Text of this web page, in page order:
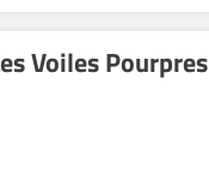
Voiles Pourpres